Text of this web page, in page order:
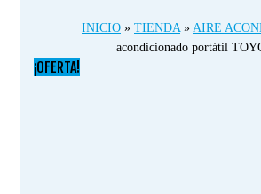
INICIO » TIENDA » AIRE
acondicionado portátil
¡OFERTA!